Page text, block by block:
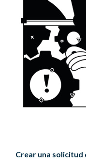
Crear una solicitud